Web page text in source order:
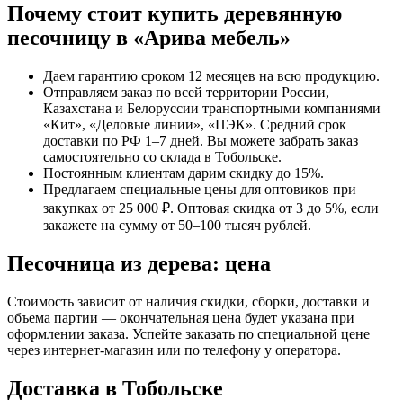
Почему стоит купить деревянную
песочницу в «Арива мебель»
Даем гарантию сроком 12 месяцев на всю продукцию.
Отправляем заказ по всей территории России,
Казахстана и Белоруссии транспортными компаниями
«Кит», «Деловые линии», «ПЭК». Средний срок
доставки по РФ 1–7 дней. Вы можете забрать заказ
самостоятельно со склада в Тобольске.
Постоянным клиентам дарим скидку до 15%.
Предлагаем специальные цены для оптовиков при
закупках от 25 000 ₽. Оптовая скидка от 3 до 5%, если
закажете на сумму от 50–100 тысяч рублей.
Песочница из дерева: цена
Стоимость зависит от наличия скидки, сборки, доставки и
объема партии — окончательная цена будет указана при
оформлении заказа. Успейте заказать по специальной цене
через интернет-магазин или по телефону у оператора.
Доставка в Тобольске